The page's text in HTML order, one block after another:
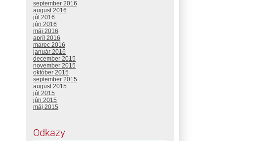
september 2016
august 2016
júl 2016
jún 2016
máj 2016
apríl 2016
marec 2016
január 2016
december 2015
november 2015
október 2015
september 2015
august 2015
júl 2015
jún 2015
máj 2015
Odkazy